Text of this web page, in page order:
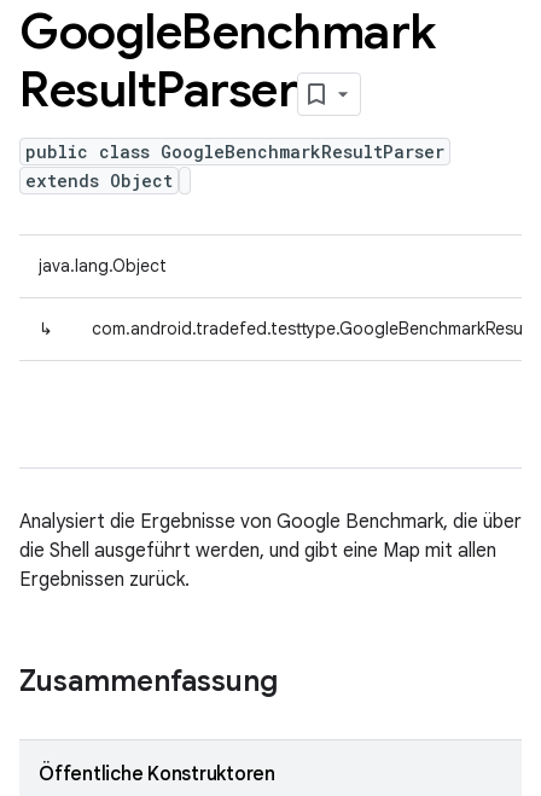
GoogleBenchmark
ResultParser
public class GoogleBenchmarkResultParser
extends Object
java.lang.Object
↳
Analysiert die Ergebnisse von Google Benchmark, die über
die Shell ausgeführt werden, und gibt eine Map mit allen
Ergebnissen zurück.
Zusammenfassung
Öffentliche Konstruktoren